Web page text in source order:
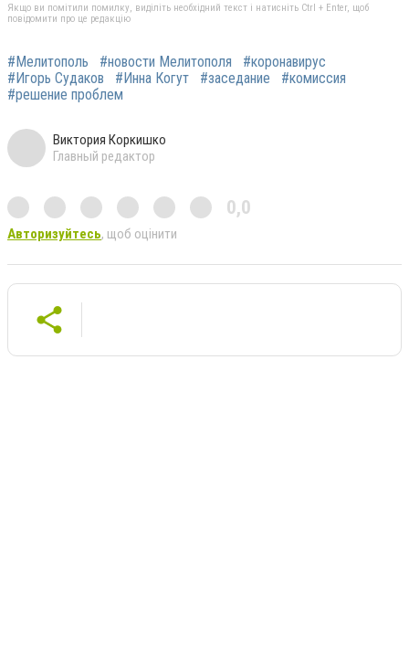
Якщо ви помітили помилку, виділіть необхідний текст і натисніть Ctrl + Enter, щоб
повідомити про це редакцію
#Мелитополь #новости Мелитополя
#коронавирус
#Игорь Судаков
#Инна Когут #заседание
#комиссия
#решение проблем
Виктория Коркишко
Главный редактор
0,0
Авторизуйтесь, щоб оцінити